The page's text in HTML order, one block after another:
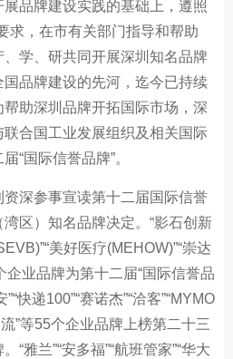
品牌建设实践的基础上，遵照
求，在市有关部门指导和帮助
学、研共同开展深圳知名品牌
品牌建设的先河，迄今已持续
助深圳品牌开拓国际市场，深
合国工业发展组织及相关国际
“国际信誉品牌”。
深参事宣读第十二届国际信誉
区）知名品牌决定。“影石创新
美好医疗(MEHOW)”“崇达
企业品牌为第十二届“国际信誉品
快递100”“赛诺杰”“洽客”“MYMO
流”等55个企业品牌上榜第二十三
“雅兰”“安多福”“航班管家”“华大